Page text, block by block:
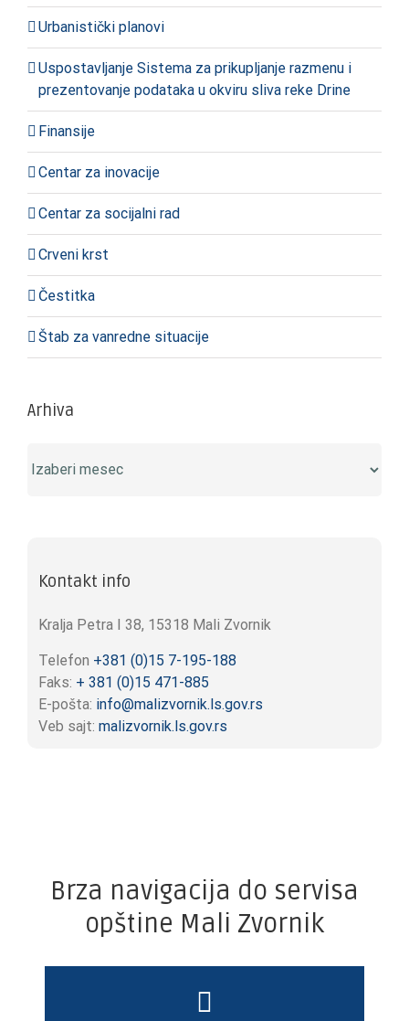
Urbanistički planovi
Uspostavljanje Sistema za prikupljanje razmenu i
prezentovanje podataka u okviru sliva reke Drine
Finansije
Centar za inovacije
Centar za socijalni rad
Crveni krst
Čestitka
Štab za vanredne situacije
Arhiva
Kontakt info
Kralja Petra I 38, 15318 Mali Zvornik
Telefon +381 (0)15 7-195-188
Faks: + 381 (0)15 471-885
E-pošta: info@malizvornik.ls.gov.rs
Veb sajt: malizvornik.ls.gov.rs
Brza navigacija do servisa
opštine Mali Zvornik